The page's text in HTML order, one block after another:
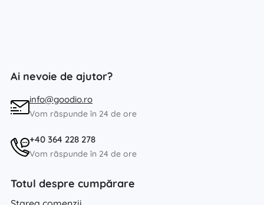
Ai nevoie de ajutor?
info@goodio.ro
Vom răspunde în 24 de ore
+40 364 228 278
Vom răspunde în 24 de ore
Totul despre cumpărare